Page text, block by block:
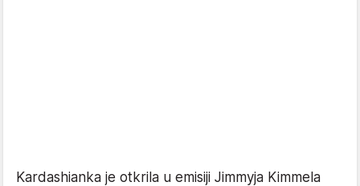
Kardashianka je otkrila u emisiji Jimmyja Kimmela